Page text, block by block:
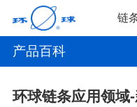
链
产品百科
环球链条应用领域